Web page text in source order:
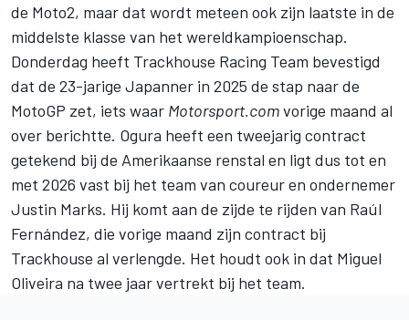
de Moto2, maar dat wordt meteen ook zijn laatste in de
middelste klasse van het wereldkampioenschap.
Donderdag heeft Trackhouse Racing Team bevestigd
dat de 23-jarige Japanner in 2025 de stap naar de
MotoGP zet, iets waar Motorsport.comvorige maand al
over berichtte. Ogura heeft een tweejarig contract
getekend bij de Amerikaanse renstal en ligt dus tot en
met 2026 vast bij het team van coureur en ondernemer
Justin Marks. Hij komt aan de zijde te rijden van Raúl
Fernández, die vorige maand zijn contract bij
Trackhouse al verlengde. Het houdt ook in dat Miguel
Oliveira na twee jaar vertrekt bij het team.